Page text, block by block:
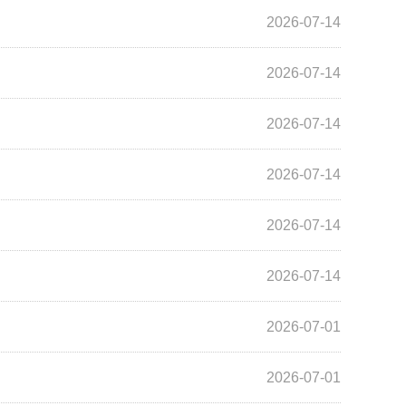
2026-07-14
2026-07-14
2026-07-14
2026-07-14
2026-07-14
2026-07-14
2026-07-01
2026-07-01